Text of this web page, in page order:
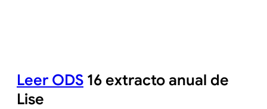
Leer ODS 16 extracto anual de
Lise